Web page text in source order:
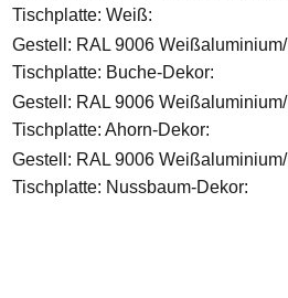
Tischplatte: Weiß:
Gestell: RAL 9006 Weißaluminium/
Tischplatte: Buche-Dekor:
Gestell: RAL 9006 Weißaluminium/
Tischplatte: Ahorn-Dekor:
Gestell: RAL 9006 Weißaluminium/
Tischplatte: Nussbaum-Dekor: